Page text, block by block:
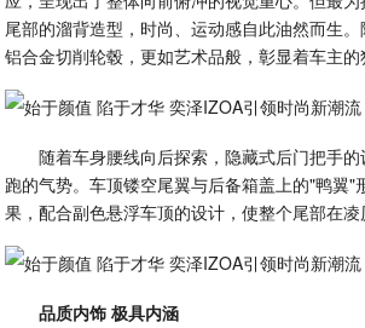
尾部的溜背造型，时尚、运动感自此油然而生
铝合金切削轮毂，更如艺术品般，彰显着车主的
随着车身腰线向后探索，隐藏式后门把手
跑的气势。车顶镂空尾翼与后备箱盖上的"鸭翼"
果，配合副色悬浮车顶的设计，使整个尾部在凌
品质内饰 极具内涵